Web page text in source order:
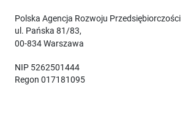
Polska Agencja Rozwoju Przedsiębiorczości
ul. Pańska 81/83,
00-834 Warszawa
NIP 5262501444
Regon 017181095